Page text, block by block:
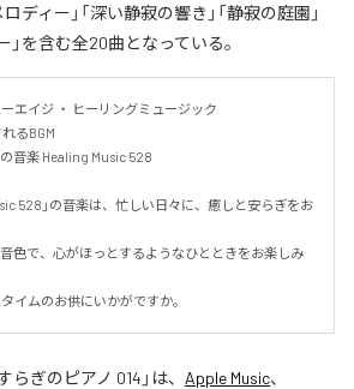
ディー」「深い静寂の響き」「静寂の庭園」
」を含む全20曲となっている。
ーエイジ ・ ヒーリングミュージック
るBGM
の音楽 Healing Music 528
528」の音楽は、忙しい日々に、癒しと安らぎをお
色で、心がほっとするようなひとときをお楽しみ
イムのお供にいかがですか。
らぎのピアノ 014 」は、 Apple Music、